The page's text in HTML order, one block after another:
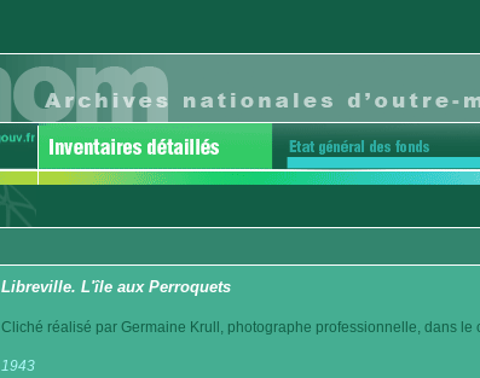
Libreville. L'île aux Perroquets
Cliché réalisé par Germaine Krull, photographe professionnelle, dans
1943